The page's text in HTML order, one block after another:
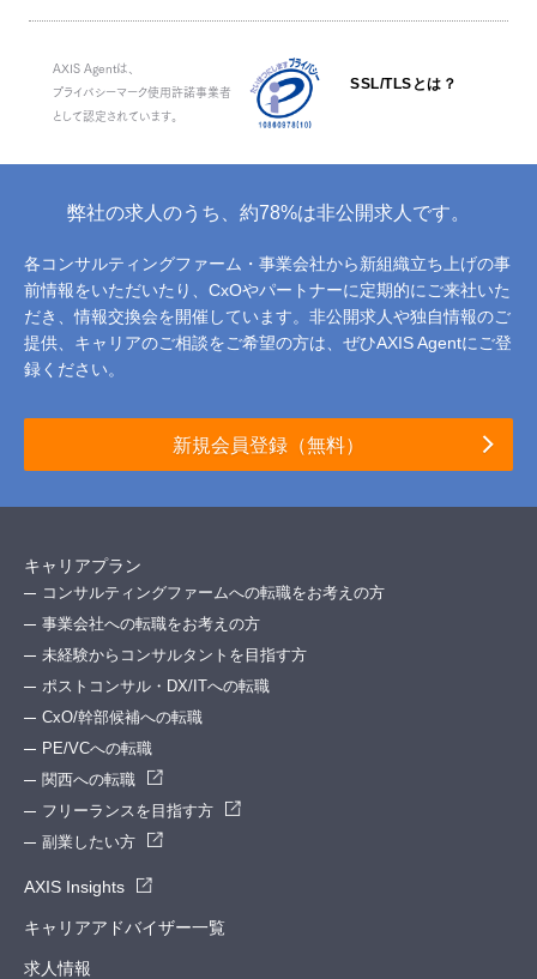
AXIS Agentは、
プライバシーマーク使用許諾事業者
として認定されています。
SSL/TLSとは？
弊社の求人のうち、約78%は非公開求人です。
各コンサルティングファーム・事業会社から新組織立ち上げの事
前情報をいただいたり、 CxOやパートナーに定期的にご来社いた
だき、情報交換会を開催しています。 非公開求人や独自情報のご
提供、キャリアのご相談をご希望の方は、ぜひAXIS Agentにご登
録ください。
新規会員登録（無料）
キャリアプラン
コンサルティングファームへの転職をお考えの方
事業会社への転職をお考えの方
未経験からコンサルタントを目指す方
ポストコンサル・DX/ITへの転職
CxO/幹部候補への転職
PE/VCへの転職
関西への転職
フリーランスを目指す方
副業したい方
AXIS Insights
キャリアアドバイザー一覧
求人情報